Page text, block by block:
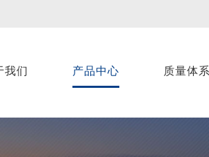
我们 产品中心 质量体系